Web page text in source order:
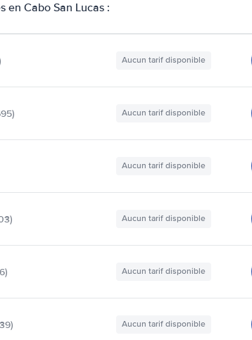
en Cabo San Lucas :
Aucun tarif disponible
Aucun tarif disponible
Aucun tarif disponible
Aucun tarif disponible
Aucun tarif disponible
Aucun tarif disponible